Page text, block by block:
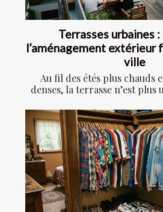
Terrasses urbaines
l’aménagement extérieur
ville
Au fil des étés plus chauds
denses, la terrasse n’est plus